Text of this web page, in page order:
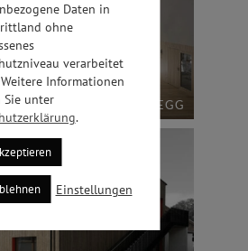
VOLKSSCHULE BRIXLEGG
Daten in
ohne
verarbeitet
Informationen
Sie unter
.
Einstellungen